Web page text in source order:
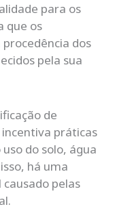
para os
que os
dos
pela sua
de
práticas
do solo, água
há uma
pelas